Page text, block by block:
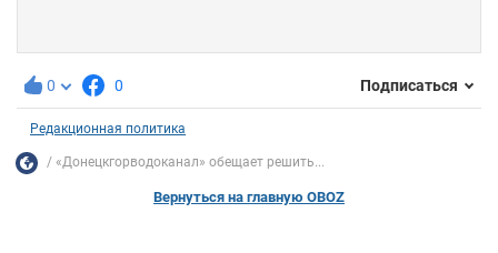
0 0 Подписаться
Редакционная политика
«Донецкгорводоканал» обещает решить...
Вернуться на главную OBOZ